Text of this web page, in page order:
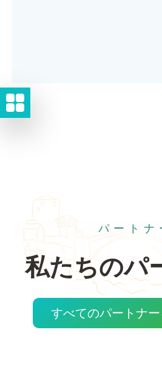
パートナ
私たちのパ
すべてのパートナ